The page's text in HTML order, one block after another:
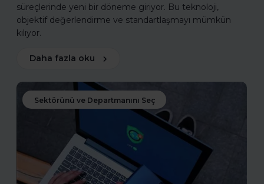
süreçlerinde yeni bir döneme giriyor. Bu teknoloji,
objektif değerlendirme ve standartlaşmayı mümkün
kılıyor.
Daha fazla oku
Sektörünü ve Departmanını Seç